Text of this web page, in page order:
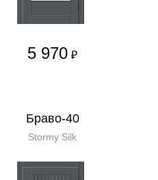
5 970 ₽
Браво-40
Stormy Silk